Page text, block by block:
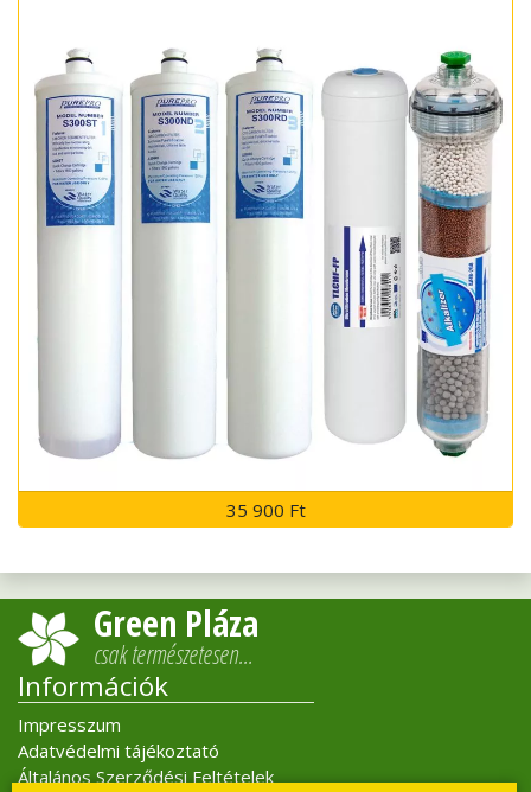
35 900 Ft
Green Pláza
csak természetesen…
Információk
Impresszum
Adatvédelmi tájékoztató
Általános Szerződési Feltételek